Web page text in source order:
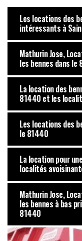
Les locations des
intéressants à
Mathurin Jose,
les bennes dans le
La location des
81440 et les
Les locations des
le 81440
La location pour
localités
Mathurin Jose,
les bennes à bas
81440